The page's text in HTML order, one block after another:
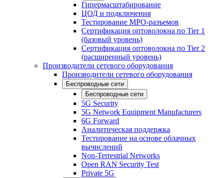
Гипермасштабирование
ЦОД и подключения
Тестирование МРО-разъемов
Сертификация оптоволокна по Tier 1
(базовый уровень)
Сертификация оптоволокна по Tier 2
(расширенный уровень)
Производители сетевого оборудования
Производители сетевого оборудования
Беспроводные сети
Беспроводные сети
5G Security
5G Network Equipment Manufacturers
6G Forward
Аналитическая поддержка
Тестирование на основе облачных
вычислений
Non-Terrestrial Networks
Open RAN Security Test
Private 5G